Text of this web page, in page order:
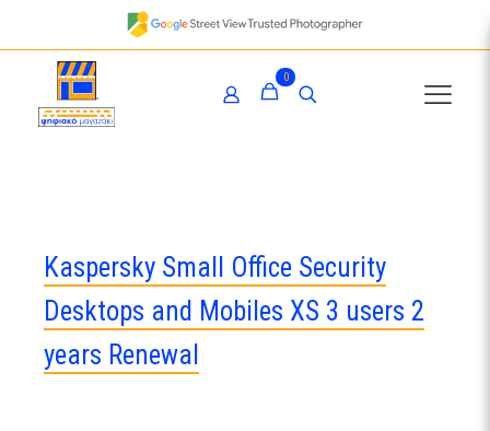
0
Kaspersky Small Office Security
Desktops and Mobiles XS 3 users 2
years Renewal